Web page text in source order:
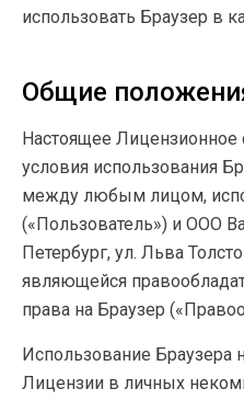
использовать Браузер в
Общие
Настоящее Лицензионное
условия использования
между любым лицом,
(«Пользователь») и ООО
Петербург, ул. Льва
являющейся
права на Браузер
Использование Браузера
Лицензии в личных